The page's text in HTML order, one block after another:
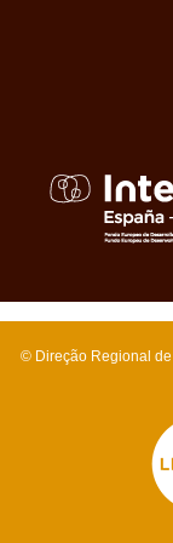
e irá percorrer a
Literária
© Direção Regional